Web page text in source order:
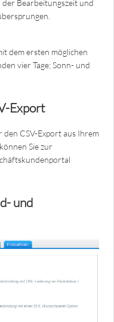
Bearbeitungszeit und
dem ersten möglichen
vier Tage; Sonn- und
Export
CSV-Export aus Ihrem
Sie zur
und